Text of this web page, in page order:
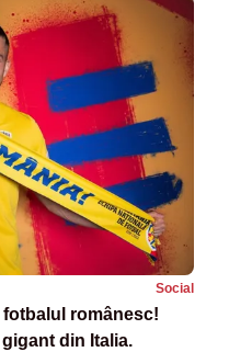
Social
românesc!
din Italia.